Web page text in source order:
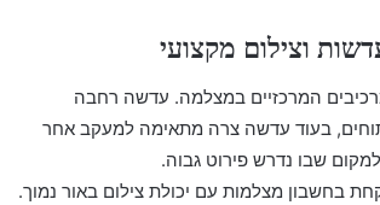
וצילום מקצועי
המרכזיים במצלמה. עדשה רחבה
בעוד עדשה צרה מתאימה למעקב אחר
שבו נדרש פירוט גבוה.
בחשבון מצלמות עם יכולת צילום באור נמוך.